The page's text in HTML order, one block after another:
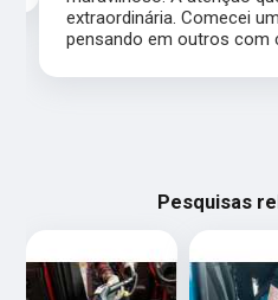
extraordinária. Comecei
pensando em outros com
Pesquisas